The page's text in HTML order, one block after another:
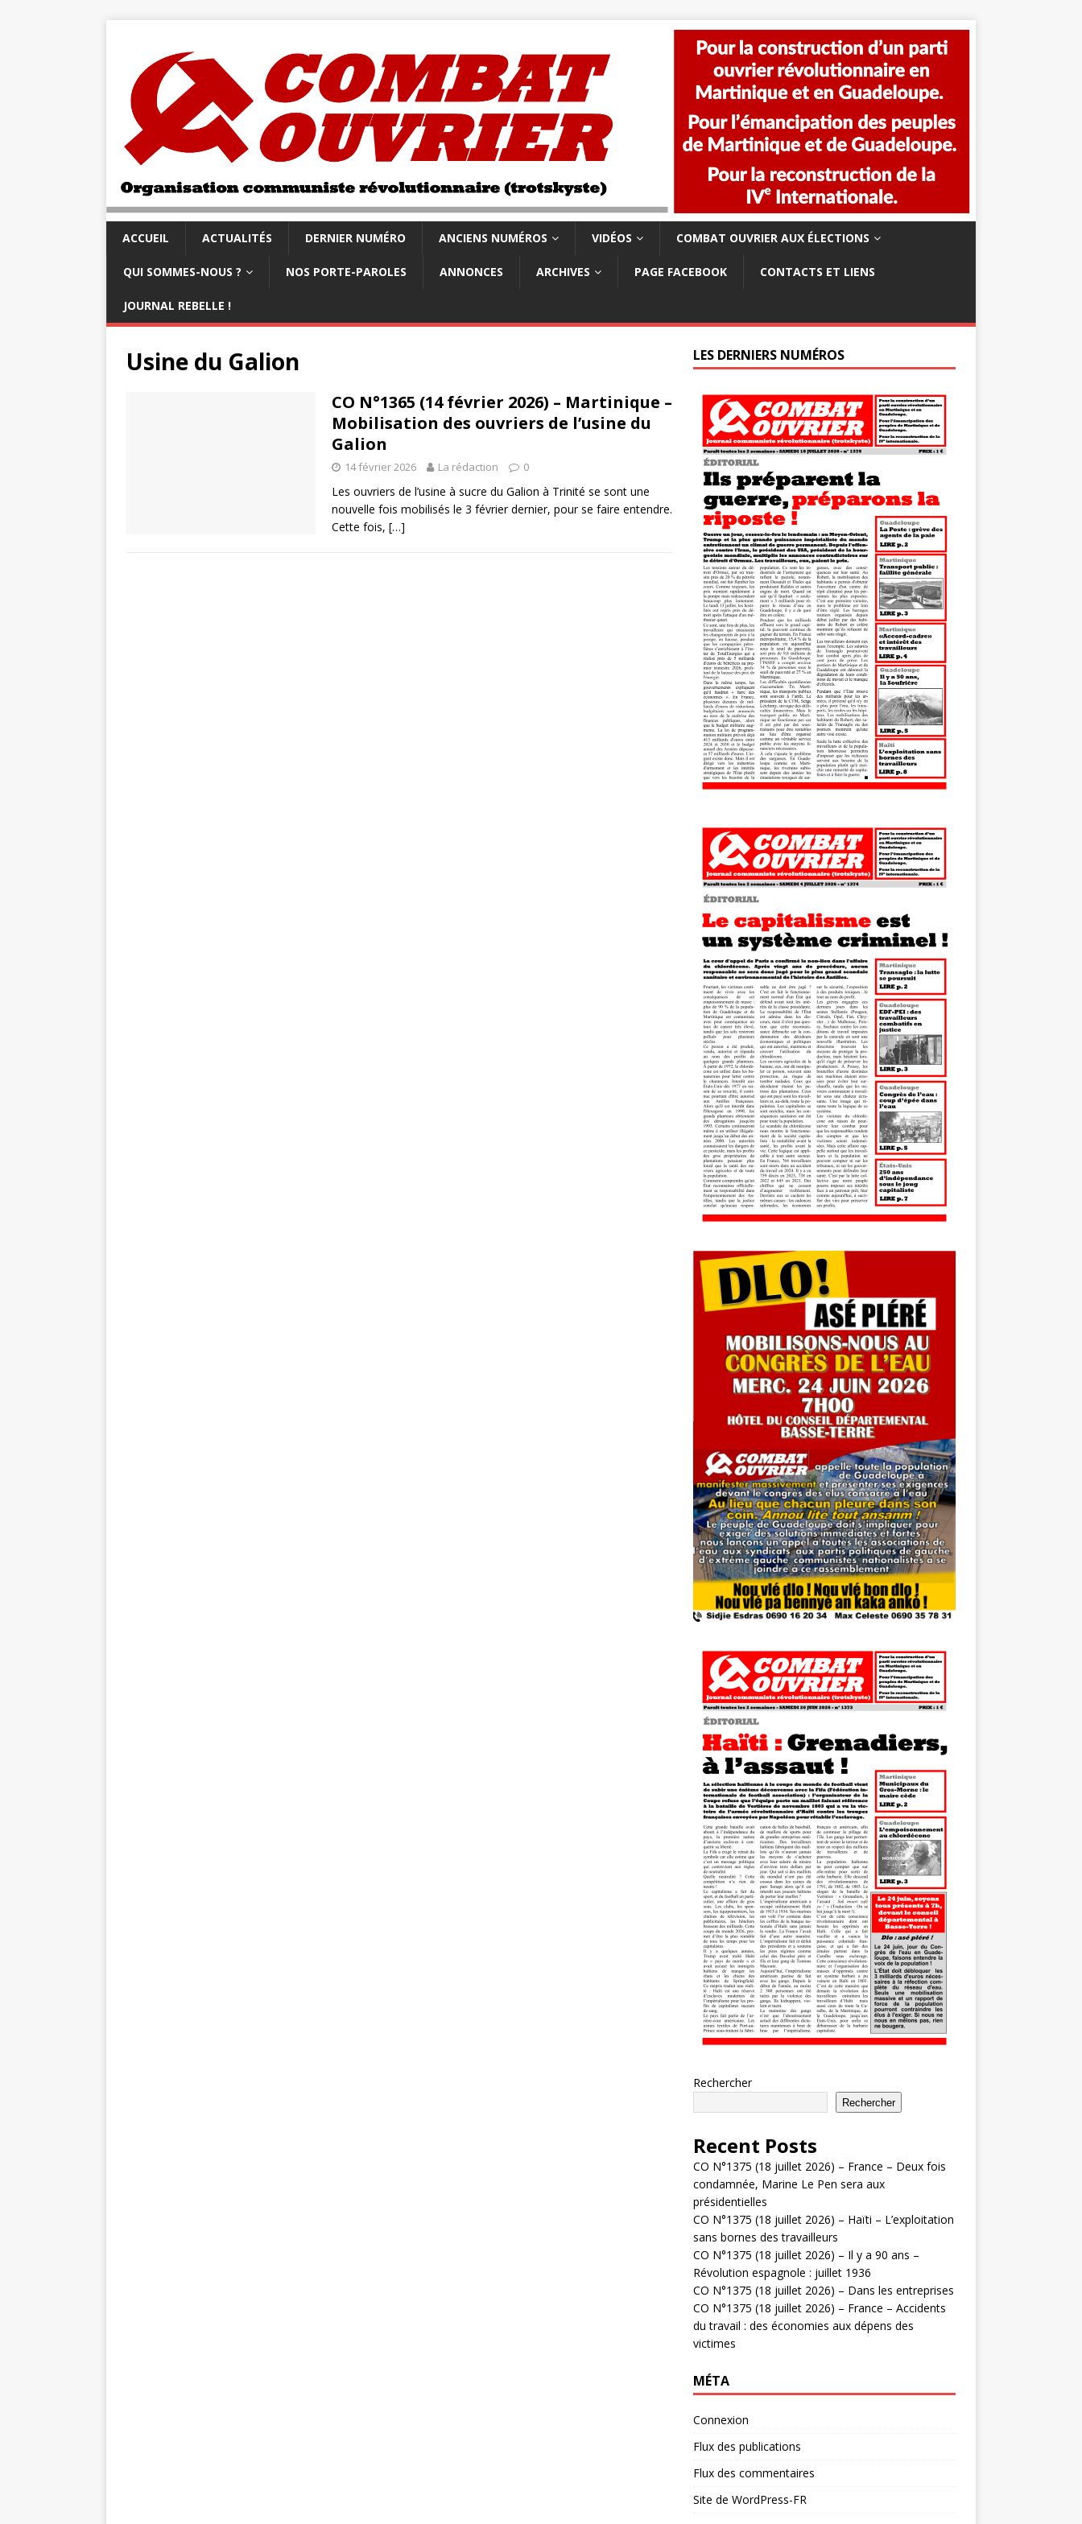
ACCUEIL ACTUALITÉS DERNIER NUMÉRO ANCIENS NUMÉROS VIDÉOS COMBAT OUVRIER AUX ÉLECTIONS
QUI SOMMES-NOUS ? NOS PORTE-PAROLES ANNONCES ARCHIVES PAGE FACEBOOK CONTACTS ET LIENS
JOURNAL REBELLE !
Usine du Galion
CO N°1365 (14 février 2026) – Martinique –
Mobilisation des ouvriers de l’usine du
Galion
14 février 2026 La rédaction 0
Les ouvriers de l’usine à sucre du Galion à Trinité se sont une
nouvelle fois mobilisés le 3 février dernier, pour se faire entendre.
Cette fois, […]
LES DERNIERS NUMÉROS
Rechercher
Rechercher
Recent Posts
CO N°1375 (18 juillet 2026) – France – Deux fois
condamnée, Marine Le Pen sera aux
présidentielles
CO N°1375 (18 juillet 2026) – Haïti – L’exploitation
sans bornes des travailleurs
CO N°1375 (18 juillet 2026) – Il y a 90 ans –
Révolution espagnole : juillet 1936
CO N°1375 (18 juillet 2026) – Dans les entreprises
CO N°1375 (18 juillet 2026) – France – Accidents
du travail : des économies aux dépens des
victimes
MÉTA
Connexion
Flux des publications
Flux des commentaires
Site de WordPress-FR